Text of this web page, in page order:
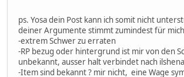
ps. Yosa dein Post kann ich somit nicht
deiner Argumente stimmt zumindest für
-extrem Schwer zu erraten
-RP bezug oder hintergrund ist mir von den
unbekannt, ausser halt verbindet nach
-Item sind bekannt ? mir nicht, eine Wage